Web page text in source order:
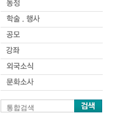
통합검색